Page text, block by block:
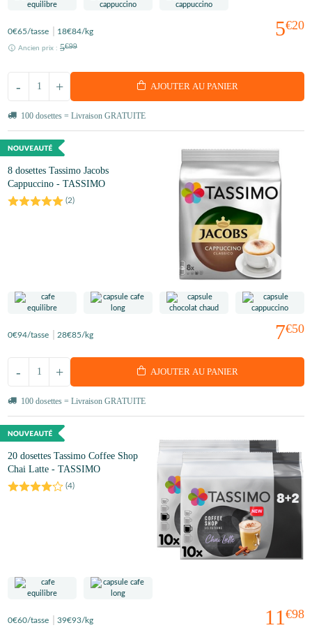
5€20
0€65/tasse 18€84/kg
Ancien prix : 5€99
+
- AJOUTER AU PANIER
100 dosettes = Livraison GRATUITE
8 dosettes Tassimo Jacobs
Cappuccino - TASSIMO
(2)
7€50
0€94/tasse 28€85/kg
+
- AJOUTER AU PANIER
100 dosettes = Livraison GRATUITE
20 dosettes Tassimo Coffee Shop
Chai Latte - TASSIMO
(4)
11 €98
0€60/tasse 39€93/kg